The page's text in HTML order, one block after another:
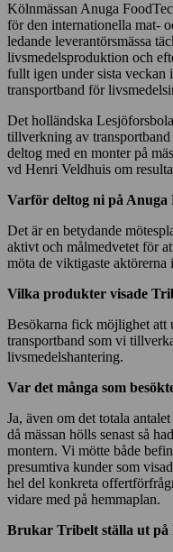
Kölnmässan Anuga
för den internationella mat-
ledande leverantörsmässa
livsmedelsproduktion och
fullt igen under sista veckan
transportband för
Det holländska
tillverkning av
deltog med en monter på
vd Henri Veldhuis om
Varför deltog ni på Anuga
Det är en betydande
aktivt och målmedvetet för
möta de viktigaste aktörerna
Vilka produkter visade
Besökarna fick möjlighet att
transportband som vi
livsmedelshantering.
Var det många som
Ja, även om det totala
då mässan hölls senast så
montern. Vi mötte både
presumtiva kunder som
hel del konkreta
vidare med på hemmaplan.
Brukar Tribelt ställa ut på